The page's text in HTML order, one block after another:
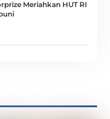
Meriahkan HUT RI